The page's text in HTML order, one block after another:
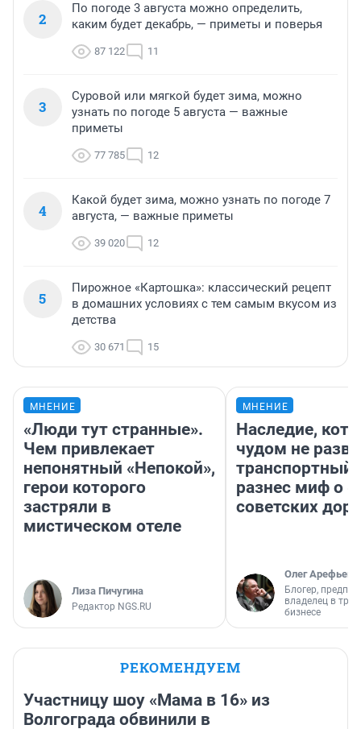
2
По погоде 3 августа можно определить,
каким будет декабрь, — приметы и поверья
87 122 11
3
Суровой или мягкой будет зима, можно
узнать по погоде 5 августа — важные
приметы
77 785 12
4
Какой будет зима, можно узнать по погоде 7
августа, — важные приметы
39 020 12
5
Пирожное «Картошка»: классический рецепт
в домашних условиях с тем самым вкусом из
детства
30 671 15
МНЕНИЕ
«Люди тут странные».
Чем привлекает
непонятный «Непокой»,
герои которого
застряли в
мистическом отеле
Лиза Пичугина
Редактор NGS.RU
МНЕНИЕ
Наследие,
чудом не
транспортный
разнес миф о
советских
Олег Арефьев
Блогер,
владелец в
бизнесе
РЕКОМЕНДУЕМ
Участницу шоу «Мама в 16» из
Волгограда обвинили в